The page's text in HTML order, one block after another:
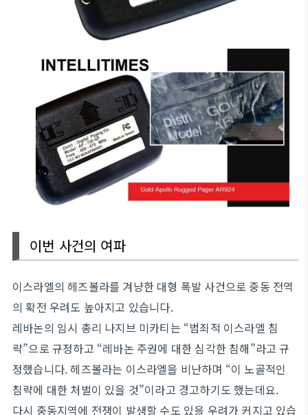
이번 사건의 여파
이스라엘의 헤즈볼라를 겨냥한 대형 폭발 사건으로 중동 전역
의 확전 우려도 높아지고 있습니다.
레바논의 임시 총리 나지브 미카티는 “범죄적 이스라엘 침
략”으로 규정하고 “레바논 주권에 대한 심각한 침해”라고 규
정했습니다. 헤즈볼라는 이스라엘을 비난하며 “이 노골적인
침략에 대한 처벌이 있을 것”이라고 경고하기도 했는데요.
다시 중동지역에 전쟁이 발생할 수도 있을 우려가 커지고 있습